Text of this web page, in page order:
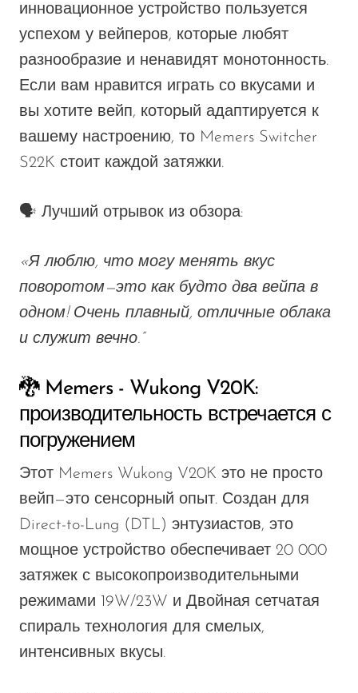
инновационное устройство пользуется
успехом у вейперов, которые любят
разнообразие и ненавидят монотонность.
Если вам нравится играть со вкусами и
вы хотите вейп, который адаптируется к
вашему настроению, то Memers Switcher
S22K стоит каждой затяжки.
🗣️ Лучший отрывок из обзора:
«Я люблю, что могу менять вкус
поворотом—это как будто два вейпа в
одном! Очень плавный, отличные облака
и служит вечно.”
🐉 Memers - Wukong V20K:
производительность встречается с
погружением
Этот Memers Wukong V20K это не просто
вейп—это сенсорный опыт. Создан для
Direct-to-Lung (DTL) энтузиастов, это
мощное устройство обеспечивает 20 000
затяжек с высокопроизводительными
режимами 19W/23W и Двойная сетчатая
спираль технология для смелых,
интенсивных вкусы.